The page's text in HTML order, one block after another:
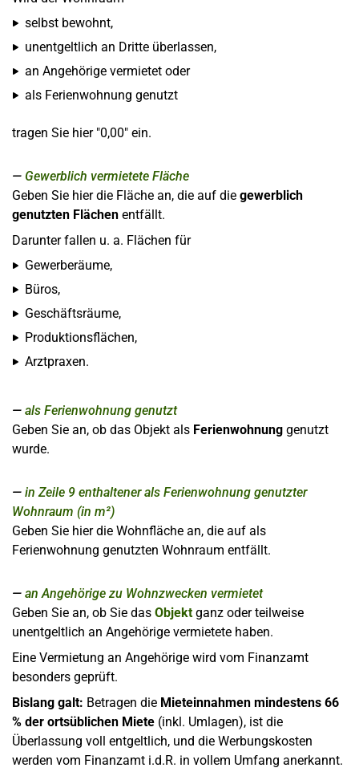
selbst bewohnt,
unentgeltlich an Dritte überlassen,
an Angehörige vermietet oder
als Ferienwohnung genutzt
tragen Sie hier "0,00" ein.
Gewerblich vermietete Fläche
Geben Sie hier die Fläche an, die auf die gewerblich
genutzten Flächen entfällt.
Darunter fallen u. a. Flächen für
Gewerberäume,
Büros,
Geschäftsräume,
Produktionsflächen,
Arztpraxen.
als Ferienwohnung genutzt
Geben Sie an, ob das Objekt als Ferienwohnung genutzt
wurde.
in Zeile 9 enthaltener als Ferienwohnung genutzter
Wohnraum (in m²)
Geben Sie hier die Wohnfläche an, die auf als
Ferienwohnung genutzten Wohnraum entfällt.
an Angehörige zu Wohnzwecken vermietet
Geben Sie an, ob Sie das Objektganz oder teilweise
unentgeltlich an Angehörige vermietete haben.
Eine Vermietung an Angehörige wird vom Finanzamt
besonders geprüft.
Bislang galt: Betragen die Mieteinnahmen mindestens 66
% der ortsüblichen Miete (inkl. Umlagen), ist die
Überlassung voll entgeltlich, und die Werbungskosten
werden vom Finanzamt i.d.R. in vollem Umfang anerkannt.